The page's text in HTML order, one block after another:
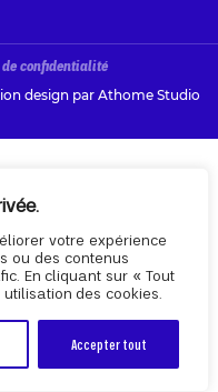
votre expérience
ou des contenus
En cliquant sur « Tout
des cookies.
Accepter tout
confidentialité
design par Athome Studio